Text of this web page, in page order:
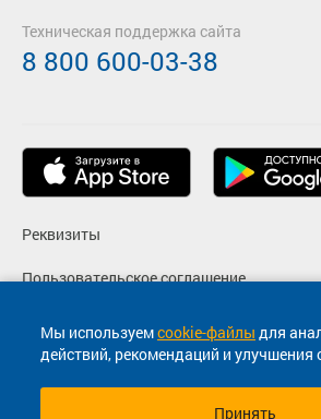
Мы используемcookie-файлы для
действий, рекомендаций и улучшения
Принять
Реквизиты
Пользовательское соглашение
Политика конфиденциальности
Согласие на маркетинговые сообщения
Техническая поддержка сайта
8 800 600-03-38